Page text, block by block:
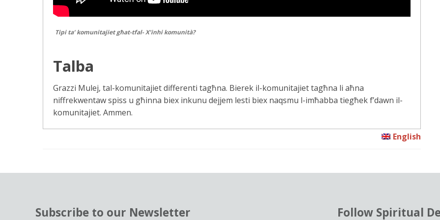
Tipi ta’ komunitajiet għat-tfal- X’inhi komunità?
Talba
Grazzi Mulej, tal-komunitajiet differenti tagħna. Bierek il-komunitajiet tagħna li aħna
niffrekwentaw spiss u għinna biex inkunu dejjem lesti biex naqsmu l-imħabba tiegħek f’dawn il-
komunitajiet. Ammen.
English
Subscribe to our Newsletter Follow Spiritual